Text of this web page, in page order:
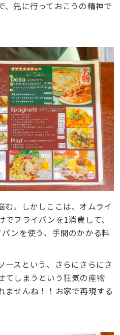
、先に行っておこうの精神で
む。しかしここは、オムライ
フライパンを1消費して、
ンを使う、手間のかかる料
ースという、さらにさらにさ
てしまうという狂気の産物
ませんね！！お家で再現する